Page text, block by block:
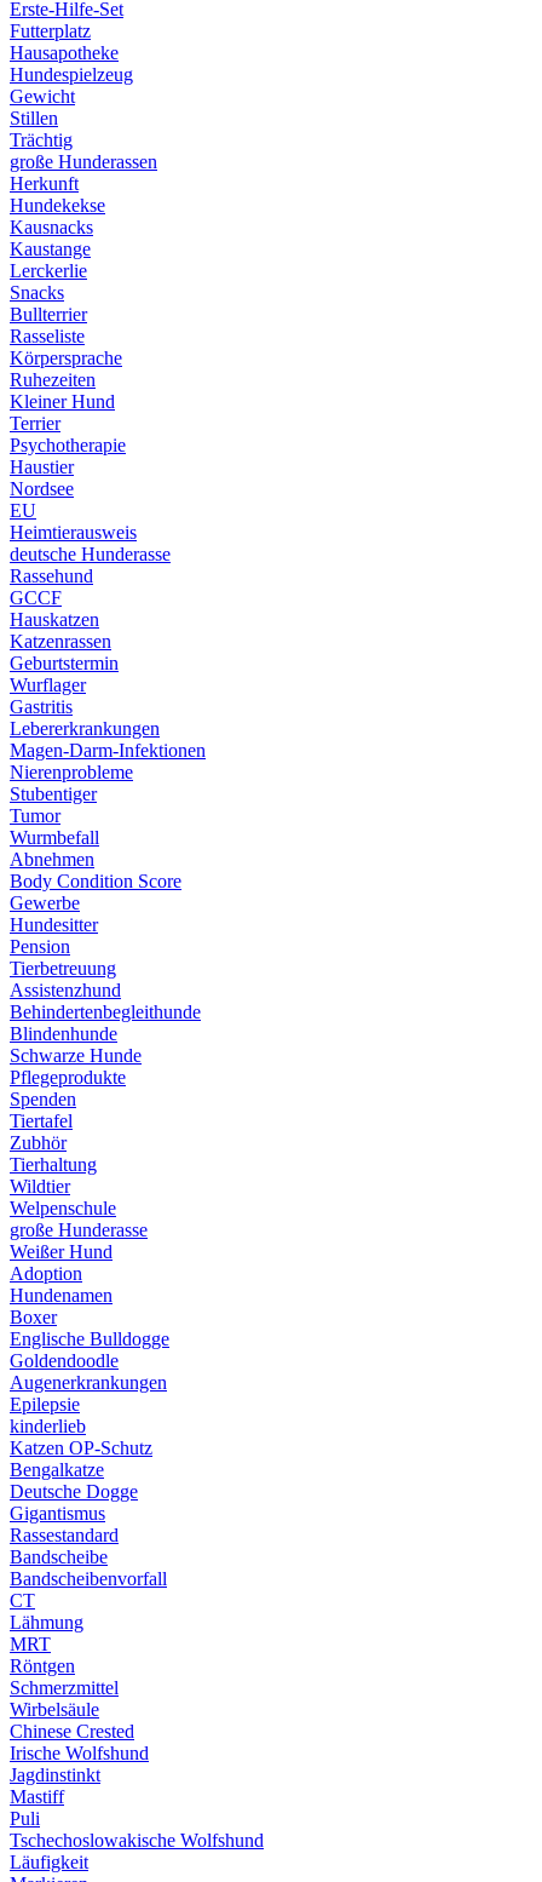
Erste-Hilfe-Set
Futterplatz
Hausapotheke
Hundespielzeug
Gewicht
Stillen
Trächtig
große Hunderassen
Herkunft
Hundekekse
Kausnacks
Kaustange
Lerckerlie
Snacks
Bullterrier
Rasseliste
Körpersprache
Ruhezeiten
Kleiner Hund
Terrier
Psychotherapie
Haustier
Nordsee
EU
Heimtierausweis
deutsche Hunderasse
Rassehund
GCCF
Hauskatzen
Katzenrassen
Geburtstermin
Wurflager
Gastritis
Lebererkrankungen
Magen-Darm-Infektionen
Nierenprobleme
Stubentiger
Tumor
Wurmbefall
Abnehmen
Body Condition Score
Gewerbe
Hundesitter
Pension
Tierbetreuung
Assistenzhund
Behindertenbegleithunde
Blindenhunde
Schwarze Hunde
Pflegeprodukte
Spenden
Tiertafel
Zubhör
Tierhaltung
Wildtier
Welpenschule
große Hunderasse
Weißer Hund
Adoption
Hundenamen
Boxer
Englische Bulldogge
Goldendoodle
Augenerkrankungen
Epilepsie
kinderlieb
Katzen OP-Schutz
Bengalkatze
Deutsche Dogge
Gigantismus
Rassestandard
Bandscheibe
Bandscheibenvorfall
CT
Lähmung
MRT
Röntgen
Schmerzmittel
Wirbelsäule
Chinese Crested
Irische Wolfshund
Jagdinstinkt
Mastiff
Puli
Tschechoslowakische Wolfshund
Läufigkeit